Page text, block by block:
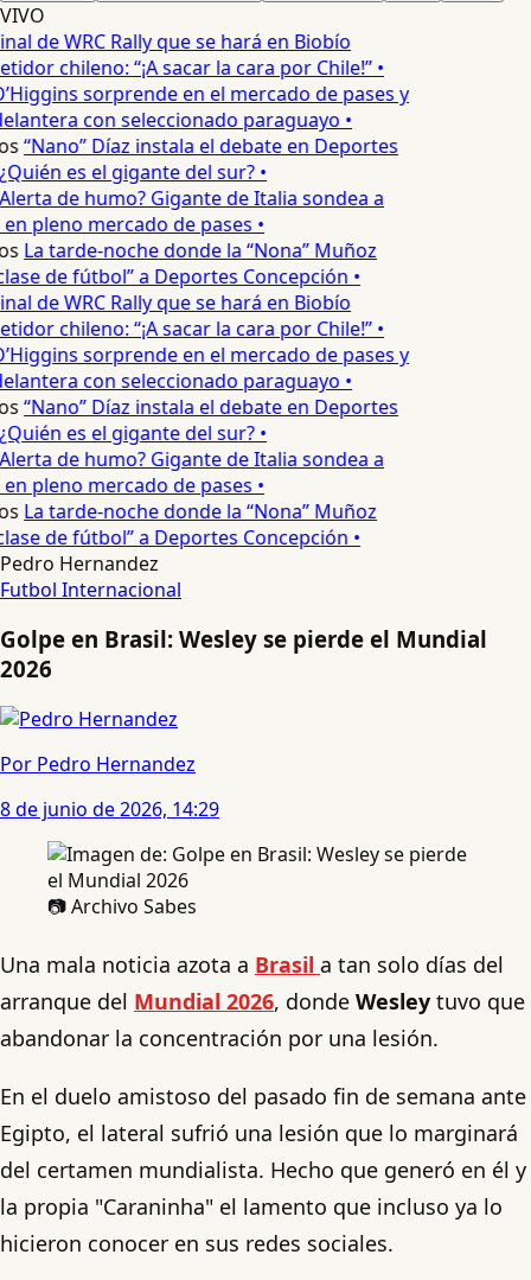
VIVO
de WRC Rally que se hará en Biobío
chileno: “¡A sacar la cara por Chile!” •
sorprende en el mercado de pases y
con seleccionado paraguayo •
“Nano” Díaz instala el debate en Deportes
es el gigante del sur? •
de humo? Gigante de Italia sondea a
pleno mercado de pases •
La tarde-noche donde la “Nona” Muñoz
de fútbol” a Deportes Concepción •
de WRC Rally que se hará en Biobío
chileno: “¡A sacar la cara por Chile!” •
sorprende en el mercado de pases y
con seleccionado paraguayo •
“Nano” Díaz instala el debate en Deportes
es el gigante del sur? •
de humo? Gigante de Italia sondea a
pleno mercado de pases •
La tarde-noche donde la “Nona” Muñoz
de fútbol” a Deportes Concepción •
Pedro Hernandez
Futbol Internacional
Golpe en Brasil: Wesley se pierde el Mundial
2026
Por Pedro Hernandez
8 de junio de 2026, 14:29
📷 Archivo Sabes
Una mala noticia azota a Brasil a tan solo días del
arranque del Mundial 2026, donde Wesley tuvo que
abandonar la concentración por una lesión.
En el duelo amistoso del pasado fin de semana ante
Egipto, el lateral sufrió una lesión que lo marginará
del certamen mundialista. Hecho que generó en él y
la propia "Caraninha" el lamento que incluso ya lo
hicieron conocer en sus redes sociales.